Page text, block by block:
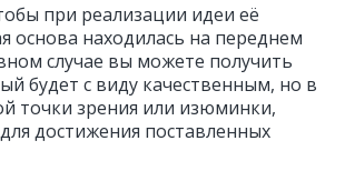
при реализации идеи её
основа находилась на переднем
случае вы можете получить
будет с виду качественным, но в
точки зрения или изюминки,
достижения поставленных